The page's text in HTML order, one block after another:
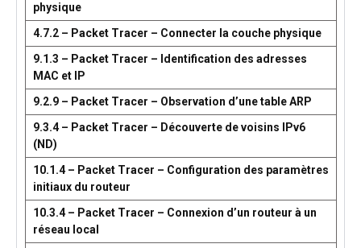
physique
4.7.2 – Packet Tracer – Connecter la couche physique
9.1.3 – Packet Tracer – Identification des adresses
MAC et IP
9.2.9 – Packet Tracer – Observation d’une table ARP
9.3.4 – Packet Tracer – Découverte de voisins IPv6
(ND)
10.1.4 – Packet Tracer – Configuration des paramètres
initiaux du routeur
10.3.4 – Packet Tracer – Connexion d’un routeur à un
réseau local